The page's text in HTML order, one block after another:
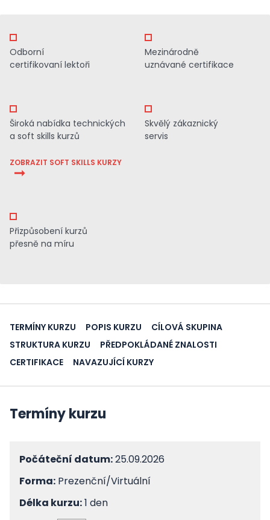
Odborní
certifikovaní lektoři
Mezinárodně
uznávané certifikace
Široká nabídka technických
a soft skills kurzů
ZOBRAZIT SOFT SKILLS KURZY
Skvělý zákaznický
servis
Přizpůsobení kurzů
přesně na míru
TERMÍNY KURZU POPIS KURZU
CÍLOVÁ SKUPINA
STRUKTURA KURZU
PŘEDPOKLÁDANÉ ZNALOSTI
CERTIFIKACE
NAVAZUJÍCÍ KURZY
Termíny kurzu
Počáteční datum:25.09.2026
Forma: Prezenční/Virtuální
Délka kurzu:1 den